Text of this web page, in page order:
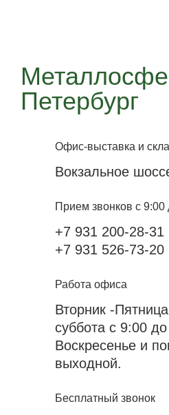
Петербург
Офис-выставка и
Вокзальное
Прием звонков с 9:00
+7 931 200-28-31
+7 931 526-73-20
Работа офиса
Вторник -
суббота с 9:00
Воскресенье и
выходной.
Бесплатный звонок